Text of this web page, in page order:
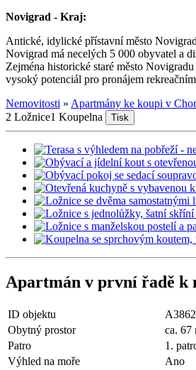
Novigrad - Kraj:
Antické, idylické přístavní město
Novigrad má necelých 5 000 obyvatel a
Zejména historické staré město
vysoký potenciál pro pronájem
Nemovitosti » Apartmány ke koupi v
2 Ložnice1 Koupelna Tisk
Apartmán v první řadě k
ID objektu
A3862
Obytný prostor
ca. 67
Patro
1.
Výhled na moře
Ano